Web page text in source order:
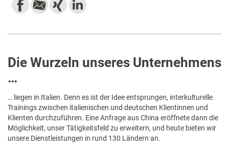
Die Wurzeln unseres Unternehmens
…
… liegen in Italien. Denn es ist der Idee entsprungen, interkulturelle
Trainings zwischen italienischen und deutschen Klientinnen und
Klienten durchzuführen. Eine Anfrage aus China eröffnete dann die
Möglichkeit, unser Tätigkeitsfeld zu erweitern, und heute bieten wir
unsere Dienstleistungen in rund 130 Ländern an.